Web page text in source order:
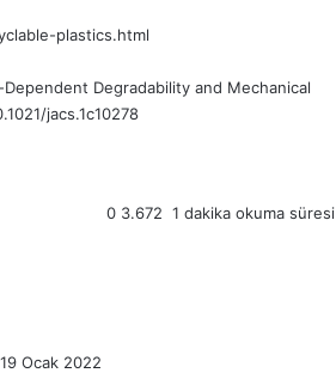
plastics.html
Degradability and Mechanical
jacs.1c10278
Ocak 2022
0 3.672 1 dakika okuma süresi